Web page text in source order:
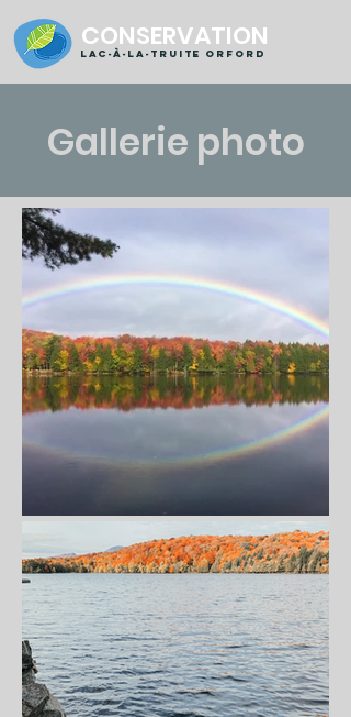
CONSERVATION
Lac-à-la-truite orford
Gallerie photo